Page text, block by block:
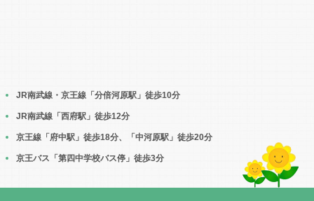
JR南武線・京王線「分倍河原駅」徒歩10分
JR南武線「西府駅」徒歩12分
京王線「府中駅」徒歩18分、「中河原駅」徒歩20分
京王バス「第四中学校バス停」徒歩3分